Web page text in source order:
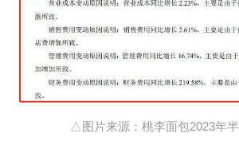
△图片来源：桃李面包2023年